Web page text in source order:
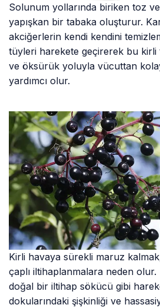
Solunum yollarında biriken toz
yapışkan bir tabaka oluşturur.
akciğerlerin kendi kendini
tüyleri harekete geçirerek bu kirli
ve öksürük yoluyla vücuttan
yardımcı olur.
Kirli havaya sürekli maruz
çaplı iltihaplanmalara neden
doğal bir iltihap sökücü gibi
dokularındaki şişkinliği ve